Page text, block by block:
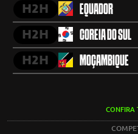
H2H EQUADOR
H2H COREIA DO SUL
H2H MOÇAMBIQUE
CONFIRA